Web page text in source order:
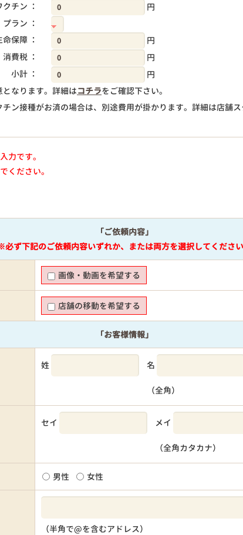
チン ：
円
プラン ：
命保障 ：
円
消費税 ：
円
小計 ：
円
なります。詳細はコチラをご確認下さい。
ン接種がお済の場合は、別途費用が掛かります。詳細は店舗
円
力です。
ください。
「ご依頼内容」
必ず下記のご依頼内容いずれか、または両方を選択してください
画像・動画を希望する
店舗の移動を希望する
「お客様情報」
姓 名
（全角）
セイ メイ
（全角カタカナ）
男性 女性
（半角で@を含むアドレス）